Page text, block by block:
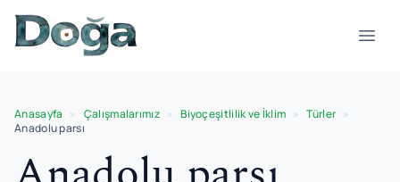
İçeriğe geç
Anasayfa » Çalışmalarımız » Biyoçeşitlilik ve İklim » Türler »
Anadolu parsı